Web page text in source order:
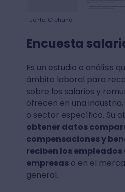
Fuente: Crehana
Encuesta
Es un estudio o análisis
ámbito laboral para
sobre los salarios y
ofrecen en una
o sector específico. Su
obtener datos
compensaciones y
reciben los
empresaso en el
general.